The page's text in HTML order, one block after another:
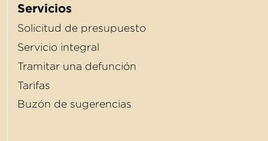
Servicios
Solicitud de presupuesto
Servicio integral
Tramitar una defunción
Tarifas
Buzón de sugerencias